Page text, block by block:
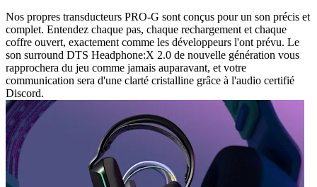
Nos propres transducteurs PRO-G sont conçus pour un son précis et
complet. Entendez chaque pas, chaque rechargement et chaque
coffre ouvert, exactement comme les développeurs l'ont prévu. Le
son surround DTS Headphone:X 2.0 de nouvelle génération vous
rapprochera du jeu comme jamais auparavant, et votre
communication sera d'une clarté cristalline grâce à l'audio certifié
Discord.